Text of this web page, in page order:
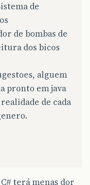
de
de bombas de
dos bicos
alguem
pronto em java
de cada
terá menas dor